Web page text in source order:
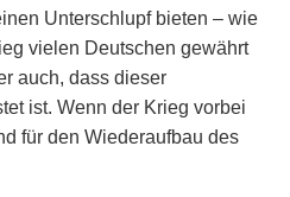
Unterschlupf bieten – wie
vielen Deutschen gewährt
auch, dass dieser
ist. Wenn der Krieg vorbei
für den Wiederaufbau des